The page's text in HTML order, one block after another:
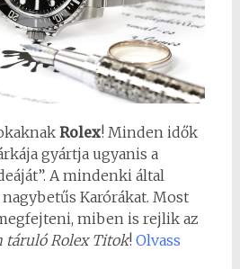
Rolex! Minden idők
gyártja ugyanis a
A mindenki által
Karórákat. Most
miben is rejlik az
táruló Rolex Titok! Olvass